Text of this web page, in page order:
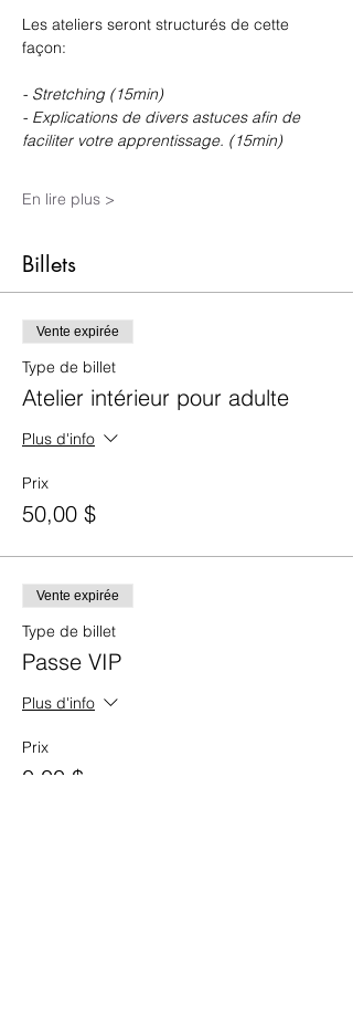
Les ateliers seront structurés de cette
façon:
- Stretching (15min)
- Explications de divers astuces afin de
faciliter votre apprentissage. (15min)
En lire plus >
Billets
Vente expirée
Type de billet
Atelier intérieur pour adulte
Plus d'info
Prix
50,00 $
Vente expirée
Type de billet
Passe VIP
Plus d'info
Prix
0,00 $